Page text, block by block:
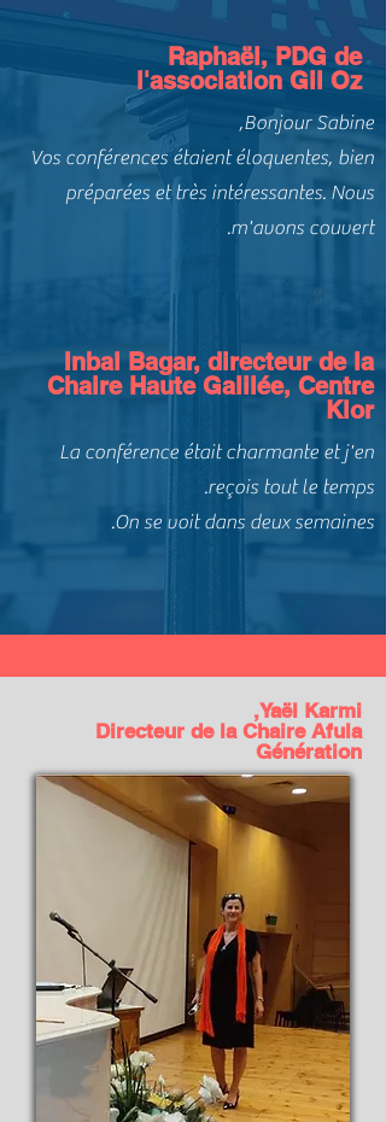
Raphaël, PDG de
l'association Gil Oz
Bonjour Sabine,
Vos conférences étaient éloquentes, bien
préparées et très intéressantes. Nous
m'avons couvert.
Inbal Bagar, directeur de la
Chaire Haute Galilée, Centre
Klor
La conférence était charmante et j'en
reçois tout le temps.
On se voit dans deux semaines.
Yaël Karmi,
Directeur de la Chaire Afula
Génération